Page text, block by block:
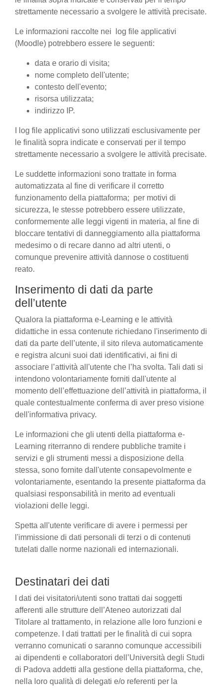
strettamente necessario a svolgere le attività precisate.
Le informazioni raccolte nei log file applicativi
(Moodle) potrebbero essere le seguenti:
data e orario di visita;
nome completo dell'utente;
contesto dell'evento;
risorsa utilizzata;
indirizzo IP.
I log file applicativi sono utilizzati esclusivamente per
le finalità sopra indicate e conservati per il tempo
strettamente necessario a svolgere le attività precisate.
Le suddette informazioni sono trattate in forma
automatizzata al fine di verificare il corretto
funzionamento della piattaforma; per motivi di
sicurezza, le stesse potrebbero essere utilizzate,
conformemente alle leggi vigenti in materia, al fine di
bloccare tentativi di danneggiamento alla piattaforma
medesimo o di recare danno ad altri utenti, o
comunque prevenire attività dannose o costituenti
reato.
Inserimento di dati da parte
dell’utente
Qualora la piattaforma e-Learning e le attività
didattiche in essa contenute richiedano l'inserimento di
dati da parte dell’utente, il sito rileva automaticamente
e registra alcuni suoi dati identificativi, ai fini di
associare l’attività all'utente che l’ha svolta. Tali dati si
intendono volontariamente forniti dall'utente al
momento dell’effettuazione dell’attività in piattaforma, il
quale contestualmente conferma di aver preso visione
dell'informativa privacy.
Le informazioni che gli utenti della piattaforma e-
Learning riterranno di rendere pubbliche tramite i
servizi e gli strumenti messi a disposizione della
stessa, sono fornite dall'utente consapevolmente e
volontariamente, esentando la presente piattaforma da
qualsiasi responsabilità in merito ad eventuali
violazioni delle leggi.
Spetta all'utente verificare di avere i permessi per
l'immissione di dati personali di terzi o di contenuti
tutelati dalle norme nazionali ed internazionali.
Destinatari dei dati
I dati dei visitatori/utenti sono trattati dai soggetti
afferenti alle strutture dell’Ateneo autorizzati dal
Titolare al trattamento, in relazione alle loro funzioni e
competenze. I dati trattati per le finalità di cui sopra
verranno comunicati o saranno comunque accessibili
ai dipendenti e collaboratori dell’Università degli Studi
di Padova addetti alla gestione della piattaforma, che,
nella loro qualità di delegati e/o referenti per la